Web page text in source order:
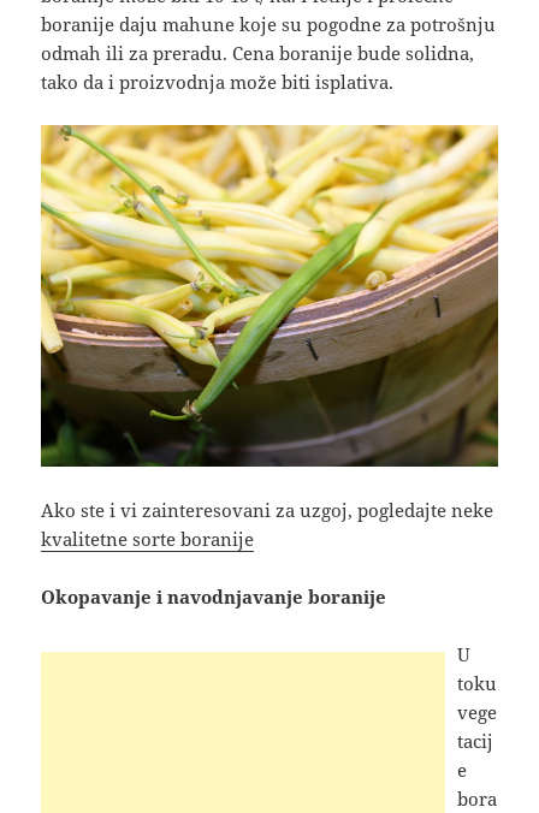
boranije daju mahune koje su pogodne za potrošnju
odmah ili za preradu. Cena boranije bude solidna,
tako da i proizvodnja može biti isplativa.
Ako ste i vi zainteresovani za uzgoj, pogledajte neke
kvalitetne sorte boranije
Okopavanje i navodnjavanje boranije
U
toku
vege
tacij
e
bora